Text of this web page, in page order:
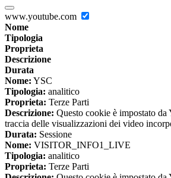
www.youtube.com
Nome
Tipologia
Proprieta
Descrizione
Durata
Nome: YSC
Tipologia: analitico
Proprieta: Terze Parti
Descrizione: Questo cookie è impostato da
traccia delle visualizzazioni dei video
Durata: Sessione
Nome: VISITOR_INFO1_LIVE
Tipologia: analitico
Proprieta: Terze Parti